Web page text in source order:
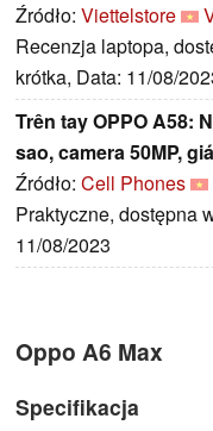
Źródło: Viettelstore
Recenzja laptopa,
krótka, Data: 11/08/
Trên tay OPPO A58:
sao, camera 50MP,
Źródło: Cell Phones
Praktyczne, dostępna
11/08/2023
Oppo A6 Max
Specifikacja